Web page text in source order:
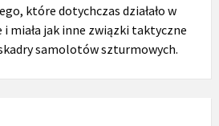
które dotychczas działało w
i miała jak inne związki taktyczne
samolotów szturmowych.